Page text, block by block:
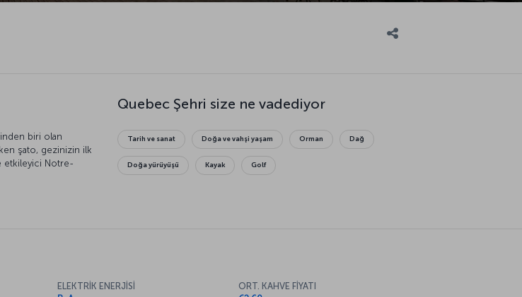
biri olan
şato, gezinizin ilk
etkileyici Notre-
en doğru adres.
Quebec Şehri size ne vadediyor
Tarih ve sanat Doğa ve vahşi yaşam Orman Dağ
Doğa yürüyüşü Kayak Golf
ELEKTRİK ENERJİSİ
ORT. KAHVE FİYATI